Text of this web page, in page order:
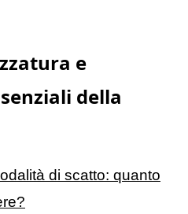
e
della
di scatto: quanto